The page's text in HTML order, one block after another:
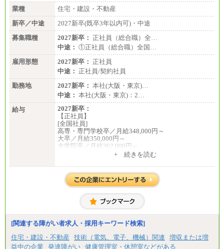
業種
住宅・建設・不動産
新卒／中途
2027新卒(既卒3年以内可)・中途
募集職種
2027新卒： 正社員（総合職）全…
中途： ①正社員（総合職）全国…
雇用形態
2027新卒： 正社員
中途： 正社員/契約社員
勤務地
2027新卒： 本社(大阪・東京)…
中途： 本社(大阪・東京)：2…
給与
2027新卒：
【正社員】
[全国社員]
高専・専門学校卒／月給348,000円～
大卒／月給350,000円～
大学院卒／月給362,000円～
[地域社員]月給295,000円～
【正社員】
[全国社員]月給348,000円～
[地域社員]月給295,000円～
【契約社員】月給200,000円～
+ 続きを読む
[関連する障がい者求人・採用キーワード検索]
住宅・建設・不動産
技術（電気、電子、機械）関連
増収または増
益中の企業
発達障がい 健康管理室・休憩室などがある